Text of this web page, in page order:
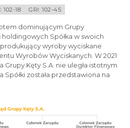
102-18 GRI: 102-45
dominującym Grupy
Spółka w swoich
wyroby wyciskane
Wyrobów Wyciskanych. W 2021
Kęty S.A. nie uległa istotnym
Spółki została przedstawiona na